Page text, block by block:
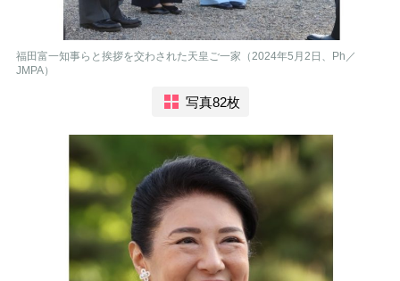
福田富一知事らと挨拶を交わされた天皇ご一家（2024年5月2日、Ph／
JMPA）
写真82枚